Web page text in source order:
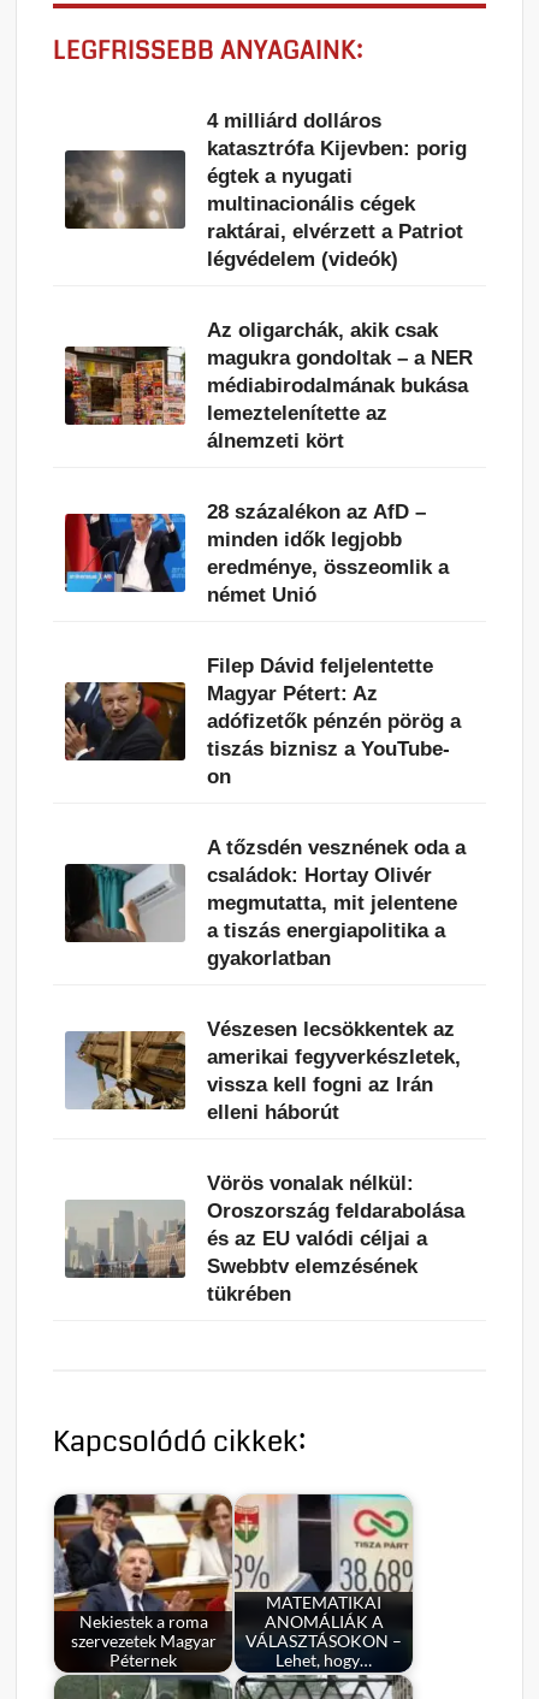
LEGFRISSEBB ANYAGAINK:
4 milliárd dolláros
katasztrófa Kijevben: porig
égtek a nyugati
multinacionális cégek
raktárai, elvérzett a Patriot
légvédelem (videók)
Az oligarchák, akik csak
magukra gondoltak – a NER
médiabirodalmának bukása
lemeztelenítette az
álnemzeti kört
28 százalékon az AfD –
minden idők legjobb
eredménye, összeomlik a
német Unió
Filep Dávid feljelentette
Magyar Pétert: Az
adófizetők pénzén pörög a
tiszás biznisz a YouTube-
on
A tőzsdén vesznének oda a
családok: Hortay Olivér
megmutatta, mit jelentene
a tiszás energiapolitika a
gyakorlatban
Vészesen lecsökkentek az
amerikai fegyverkészletek,
vissza kell fogni az Irán
elleni háborút
Vörös vonalak nélkül:
Oroszország feldarabolása
és az EU valódi céljai a
Swebbtv elemzésének
tükrében
Kapcsolódó cikkek:
Nekiestek a roma
szervezetek Magyar
Péternek
MATEMATIKAI
ANOMÁLIÁK A
VÁLASZTÁSOKON –
Lehet, hogy…